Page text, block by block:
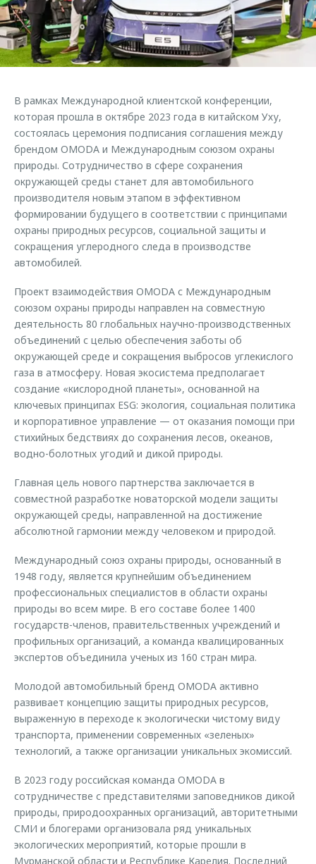
Страхование
Кредитный калькулятор
Аксессуары
Оригинальные аксессуары
Запчасти
Трейд-ин
Калькулятор трейд-ин
Клиентская поддержка
O&J Автоклуб
Клуб владельцев OMODA
Аксессуары
Одежда и сувениры
Оригинальные аксессуары
Запчасти
Обратная связь
В рамках Международной клиентской конференции,
которая прошла в октябре 2023 года в китайском Уху,
состоялась церемония подписания соглашения между
брендом OMODA и Международным союзом охраны
природы. Сотрудничество в сфере сохранения
окружающей среды станет для автомобильного
производителя новым этапом в эффективном
формировании будущего в соответствии с принципами
охраны природных ресурсов, социальной защиты и
сокращения углеродного следа в производстве
автомобилей.
Проект взаимодействия OMODA с Международным
союзом охраны природы направлен на совместную
деятельность 80 глобальных научно-производственных
объединений с целью обеспечения заботы об
окружающей среде и сокращения выбросов углекислого
газа в атмосферу. Новая экосистема предполагает
создание «кислородной планеты», основанной на
ключевых принципах ESG: экология, социальная политика
и корпоративное управление — от оказания помощи при
стихийных бедствиях до сохранения лесов, океанов,
водно-болотных угодий и дикой природы.
Главная цель нового партнерства заключается в
совместной разработке новаторской модели защиты
окружающей среды, направленной на достижение
абсолютной гармонии между человеком и природой.
Международный союз охраны природы, основанный в
1948 году, является крупнейшим объединением
профессиональных специалистов в области охраны
природы во всем мире. В его составе более 1400
государств-членов, правительственных учреждений и
профильных организаций, а команда квалицированных
экспертов объединила ученых из 160 стран мира.
Молодой автомобильный бренд OMODA активно
развивает концепцию защиты природных ресурсов,
выраженную в переходе к экологически чистому виду
транспорта, применении современных «зеленых»
технологий, а также организации уникальных экомиссий.
В 2023 году российская команда OMODA в
сотрудничестве с представителями заповедников дикой
природы, природоохранных организаций, авторитетными
СМИ и блогерами организовала ряд уникальных
экологических мероприятий, которые прошли в
Мурманской области и Республике Карелия. Последний